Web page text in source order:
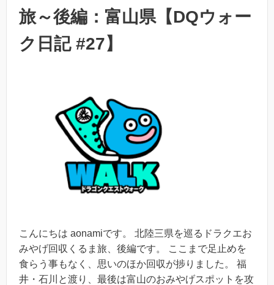
旅～後編：富山県【DQウォー
ク日記 #27】
こんにちは aonamiです。 北陸三県を巡るドラクエお
みやげ回収くるま旅、後編です。 ここまで足止めを
食らう事もなく、思いのほか回収が捗りました。 福
井・石川と渡り、最後は富山のおみやげスポットを攻